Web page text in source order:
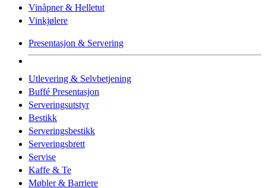
Vinåpner & Helletut
Vinkjølere
Presentasjon & Servering
Utlevering & Selvbetjening
Buffé Presentasjon
Serveringsutstyr
Bestikk
Serveringsbestikk
Serveringsbrett
Servise
Kaffe & Te
Møbler & Barriere